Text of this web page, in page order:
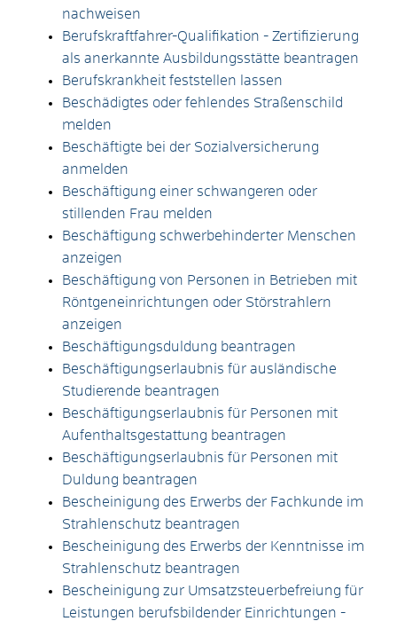
nachweisen
Berufskraftfahrer-Qualifikation - Zertifizierung
als anerkannte Ausbildungsstätte beantragen
Berufskrankheit feststellen lassen
Beschädigtes oder fehlendes Straßenschild
melden
Beschäftigte bei der Sozialversicherung
anmelden
Beschäftigung einer schwangeren oder
stillenden Frau melden
Beschäftigung schwerbehinderter Menschen
anzeigen
Beschäftigung von Personen in Betrieben mit
Röntgeneinrichtungen oder Störstrahlern
anzeigen
Beschäftigungsduldung beantragen
Beschäftigungserlaubnis für ausländische
Studierende beantragen
Beschäftigungserlaubnis für Personen mit
Aufenthaltsgestattung beantragen
Beschäftigungserlaubnis für Personen mit
Duldung beantragen
Bescheinigung des Erwerbs der Fachkunde im
Strahlenschutz beantragen
Bescheinigung des Erwerbs der Kenntnisse im
Strahlenschutz beantragen
Bescheinigung zur Umsatzsteuerbefreiung für
Leistungen berufsbildender Einrichtungen -